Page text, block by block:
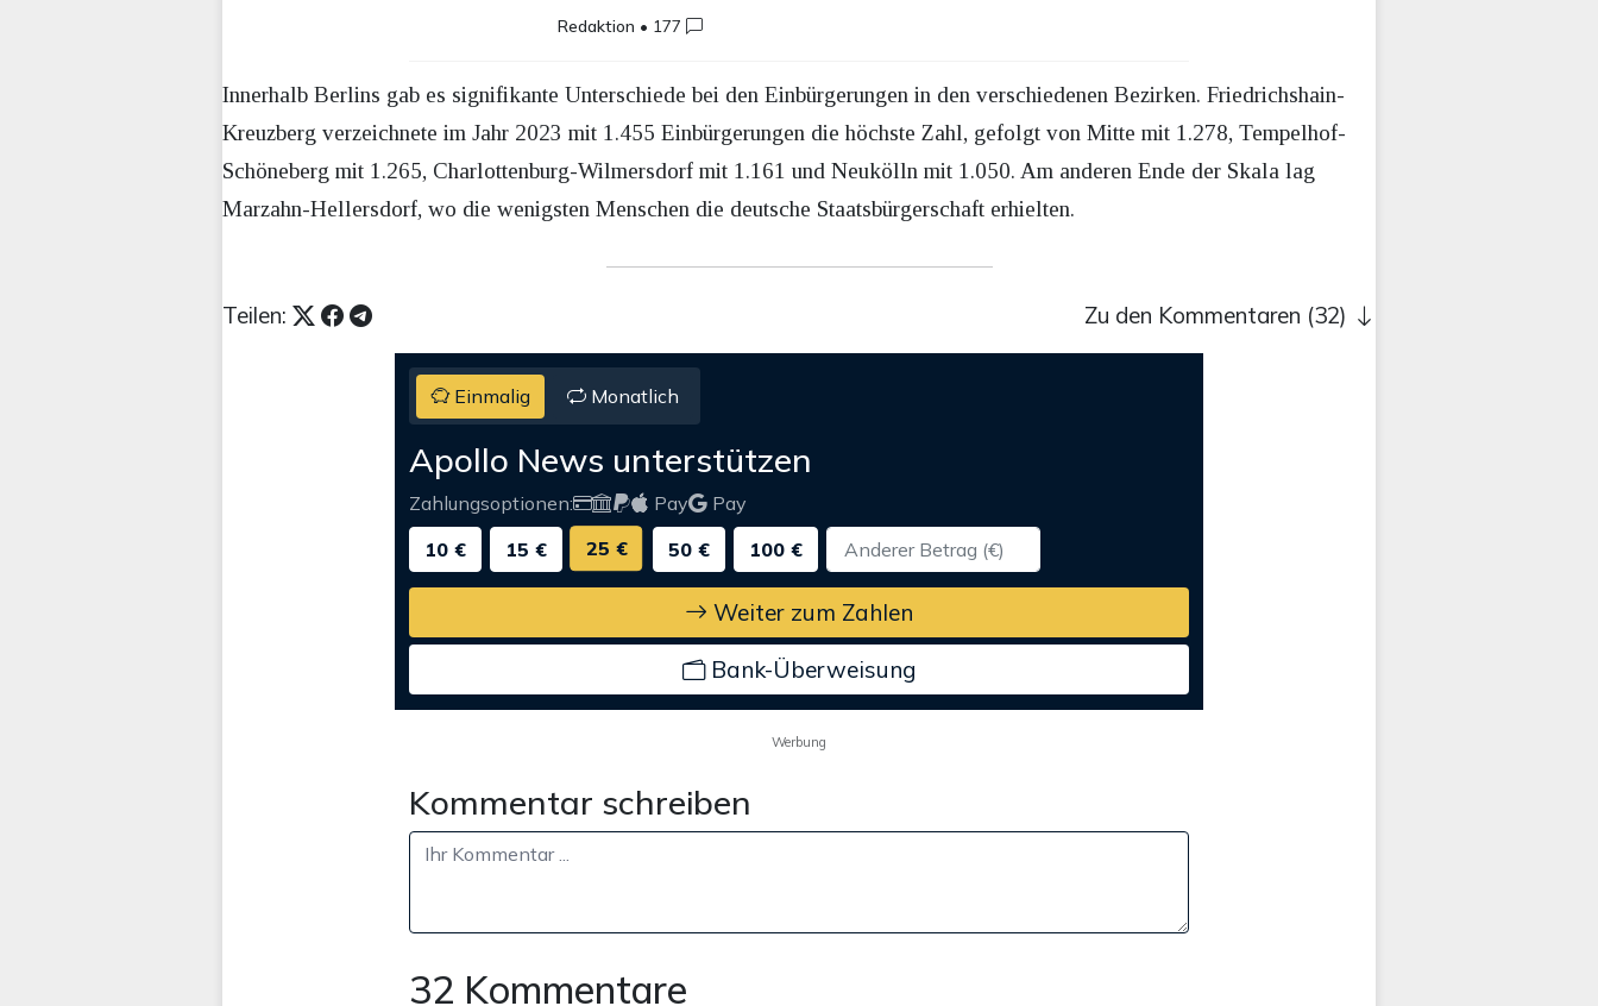
Redaktion • 177
Innerhalb Berlins gab es signifikante Unterschiede bei den Einbürgerungen in den verschiedenen Bezirken. Friedrichshain-
Kreuzberg verzeichnete im Jahr 2023 mit 1.455 Einbürgerungen die höchste Zahl, gefolgt von Mitte mit 1.278, Tempelhof-
Schöneberg mit 1.265, Charlottenburg-Wilmersdorf mit 1.161 und Neukölln mit 1.050. Am anderen Ende der Skala lag
Marzahn-Hellersdorf, wo die wenigsten Menschen die deutsche Staatsbürgerschaft erhielten.
Teilen: Zu den Kommentaren (32)
Einmalig Monatlich
Apollo News unterstützen
Zahlungsoptionen: Pay
Pay
10 €
15 € 25 € 50 € 100 €
Weiter zum Zahlen
Bank-Überweisung
Werbung
Kommentar schreiben
32 Kommentare